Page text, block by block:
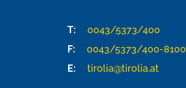
T:
0043/5373/400
F:
0043/5373/400-8100
E:
tirolia@tirolia.at